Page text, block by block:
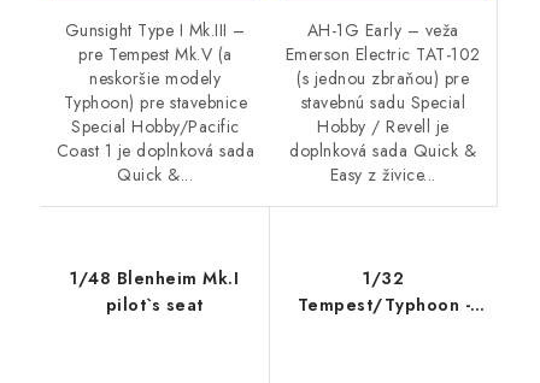
Gunsight Type I Mk.III –
pre Tempest Mk.V (a
neskoršie modely
Typhoon) pre stavebnice
Special Hobby/Pacific
Coast 1 je doplnková sada
Quick &...
AH-1G Early – veža
Emerson Electric TAT-102
(s jednou zbraňou) pre
stavebnú sadu Special
Hobby / Revell je
doplnková sada Quick &
Easy z živice...
1/48 Blenheim Mk.I
pilot`s seat
1/32
Tempest/Typhoon -